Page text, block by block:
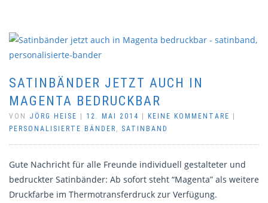
SATINBÄNDER JETZT AUCH IN
MAGENTA BEDRUCKBAR
VON JÖRG HEISE 12. MAI 2014 KEINE KOMMENTARE
PERSONALISIERTE BÄNDER , SATINBAND
Gute Nachricht für alle Freunde individuell gestalteter und
bedruckter Satinbänder: Ab sofort steht “Magenta” als weitere
Druckfarbe im Thermotransferdruck zur Verfügung.